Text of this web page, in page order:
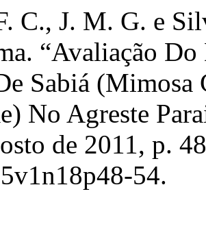
C., J. M. G. e
“Avaliação
Sabiá
No Agreste
de 2011, p.
54.